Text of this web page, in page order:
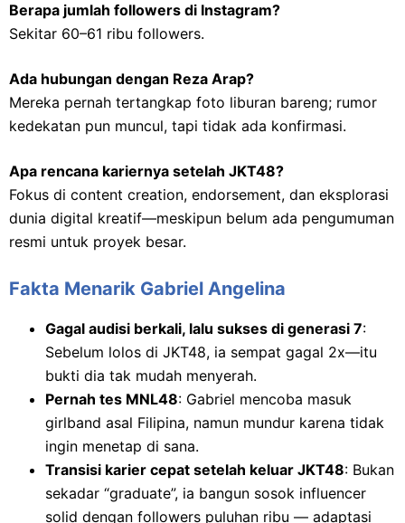
Berapa jumlah followers di Instagram?
Sekitar 60–61 ribu followers.
Ada hubungan dengan Reza Arap?
Mereka pernah tertangkap foto liburan bareng; rumor
kedekatan pun muncul, tapi tidak ada konfirmasi.
Apa rencana kariernya setelah JKT48?
Fokus di content creation, endorsement, dan eksplorasi
dunia digital kreatif—meskipun belum ada pengumuman
resmi untuk proyek besar.
Fakta Menarik Gabriel Angelina
Gagal audisi berkali, lalu sukses di generasi 7:
Sebelum lolos di JKT48, ia sempat gagal 2x—itu
bukti dia tak mudah menyerah.
Pernah tes MNL48: Gabriel mencoba masuk
girlband asal Filipina, namun mundur karena tidak
ingin menetap di sana.
Transisi karier cepat setelah keluar JKT48: Bukan
sekadar “graduate”, ia bangun sosok influencer
solid dengan followers puluhan ribu — adaptasi